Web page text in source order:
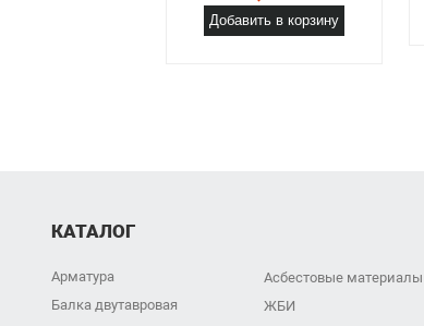
Добавить в корзину
КАТАЛОГ
Арматура
Балка двутавровая
Асбестовые материалы
ЖБИ